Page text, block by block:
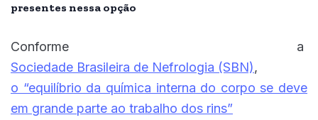
presentes nessa opção
Conforme a
Sociedade Brasileira de Nefrologia (SBN),
o “equilíbrio da química interna do corpo se deve
em grande parte ao trabalho dos rins”